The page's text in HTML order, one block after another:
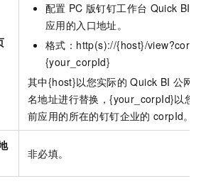
配置 PC 版钉钉工作台 Quick BI
应用的入口地址。
格式：http(s)://{host}/
{your_corpId}
其中{host}以您实际的 Quick BI 公网
名地址进行替换，{your_corpId}以您
前应用的所在的钉钉企业的 corpId。
非必填。